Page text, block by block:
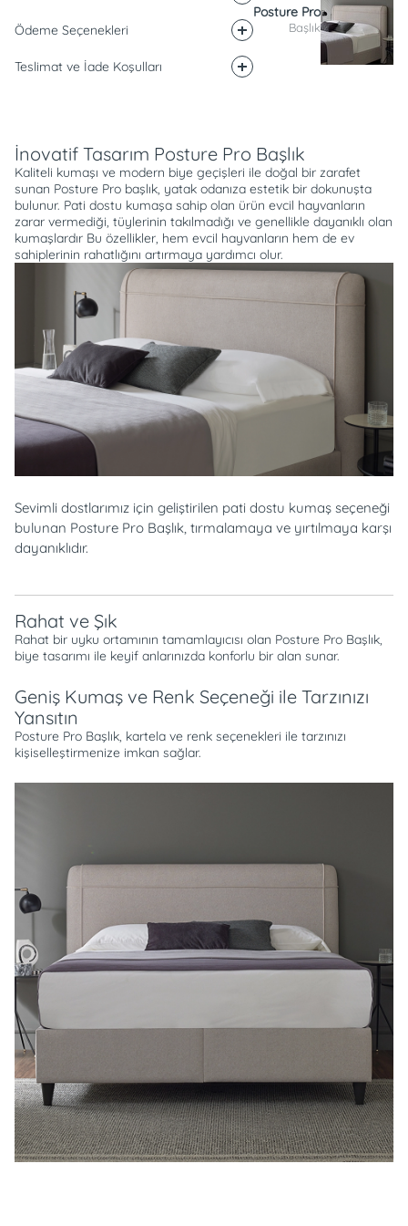
Ödeme Seçenekleri
Teslimat ve İade Koşulları
Posture Pro
Başlık
İnovatif Tasarım Posture Pro Başlık
Kaliteli kumaşı ve modern biye geçişleri ile doğal bir zarafet
sunan Posture Pro başlık, yatak odanıza estetik bir dokunuşta
bulunur. Pati dostu kumaşa sahip olan ürün evcil hayvanların
zarar vermediği, tüylerinin takılmadığı ve genellikle dayanıklı olan
kumaşlardır Bu özellikler, hem evcil hayvanların hem de ev
sahiplerinin rahatlığını artırmaya yardımcı olur.
Sevimli dostlarımız için geliştirilen pati dostu kumaş seçeneği
bulunan Posture Pro Başlık, tırmalamaya ve yırtılmaya karşı
dayanıklıdır.
Rahat ve Şık
Rahat bir uyku ortamının tamamlayıcısı olan Posture Pro Başlık,
biye tasarımı ile keyif anlarınızda konforlu bir alan sunar.
Geniş Kumaş ve Renk Seçeneği ile Tarzınızı
Yansıtın
Posture Pro Başlık, kartela ve renk seçenekleri ile tarzınızı
kişiselleştirmenize imkan sağlar.